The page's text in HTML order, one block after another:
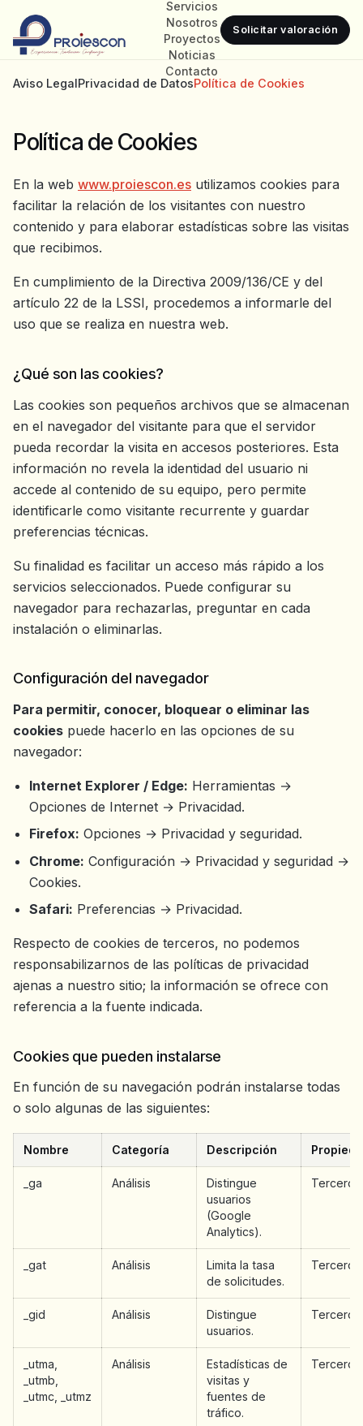
Servicios
Nosotros
Proyectos
Noticias
Contacto
Solicitar valoración
Aviso LegalPrivacidad de DatosPolítica de Cookies
Política de Cookies
En la web www.proiescon.es utilizamos cookies para
facilitar la relación de los visitantes con nuestro
contenido y para elaborar estadísticas sobre las visitas
que recibimos.
En cumplimiento de la Directiva 2009/136/CE y del
artículo 22 de la LSSI, procedemos a informarle del
uso que se realiza en nuestra web.
¿Qué son las cookies?
Las cookies son pequeños archivos que se almacenan
en el navegador del visitante para que el servidor
pueda recordar la visita en accesos posteriores. Esta
información no revela la identidad del usuario ni
accede al contenido de su equipo, pero permite
identificarle como visitante recurrente y guardar
preferencias técnicas.
Su finalidad es facilitar un acceso más rápido a los
servicios seleccionados. Puede configurar su
navegador para rechazarlas, preguntar en cada
instalación o eliminarlas.
Configuración del navegador
Para permitir, conocer, bloquear o eliminar las
cookies puede hacerlo en las opciones de su
navegador:
Internet Explorer / Edge: Herramientas →
Opciones de Internet → Privacidad.
Firefox: Opciones → Privacidad y seguridad.
Chrome: Configuración → Privacidad y seguridad →
Cookies.
Safari: Preferencias → Privacidad.
Respecto de cookies de terceros, no podemos
responsabilizarnos de las políticas de privacidad
ajenas a nuestro sitio; la información se ofrece con
referencia a la fuente indicada.
Cookies que pueden instalarse
En función de su navegación podrán instalarse todas
o solo algunas de las siguientes:
Nombre Categoría Descripción
_ga Análisis
Distingue
usuarios
(Google
Analytics).
Terceros
_gat Análisis
Limita la tasa
de solicitudes.
Terceros
_gid Análisis
Distingue
usuarios.
Terceros
_utma,
_utmb,
_utmc, _utmz
Análisis
Estadísticas de
visitas y
fuentes de
tráfico.
Terceros